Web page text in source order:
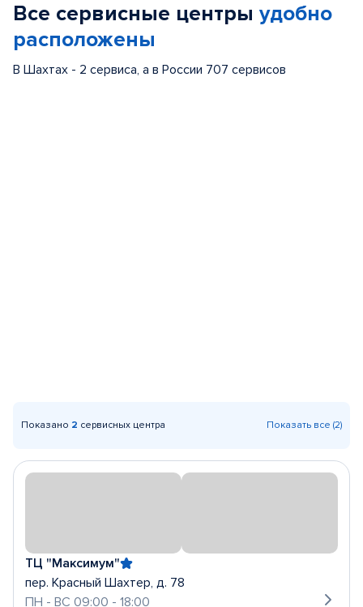
Все сервисные центры удобно
расположены
В Шахтах - 2 сервиса, а в России 707 сервисов
Показано 2 сервисных центра Показать все (2)
ТЦ "Максимум"
пер. Красный Шахтер, д. 78
ПН - ВС 09:00 - 18:00